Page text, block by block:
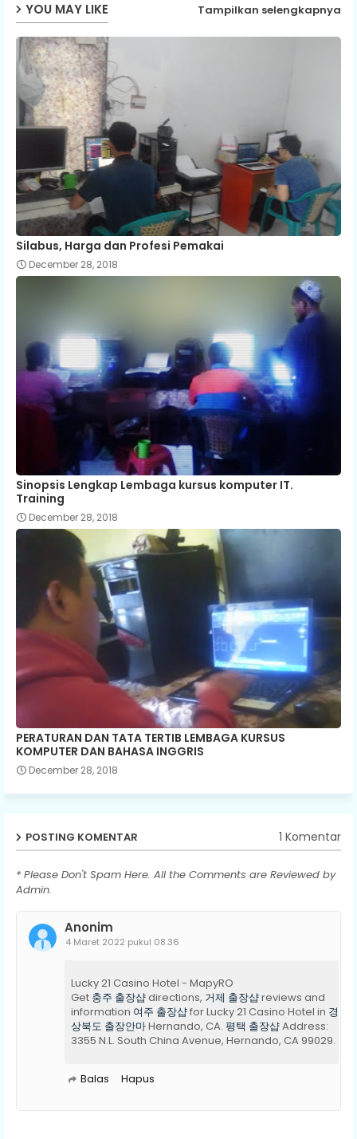
YOU MAY LIKE Tampilkan selengkapnya
Silabus, Harga dan Profesi Pemakai
December 28, 2018
Sinopsis Lengkap Lembaga kursus komputer IT.
Training
December 28, 2018
PERATURAN DAN TATA TERTIB LEMBAGA KURSUS
KOMPUTER DAN BAHASA INGGRIS
December 28, 2018
POSTING KOMENTAR 1 Komentar
* Please Don't Spam Here. All the Comments are Reviewed by
Admin.
Anonim
4 Maret 2022 pukul 08.36
Lucky 21 Casino Hotel - MapyRO
Get 충주 출장샵directions, 거제 출장샵reviews and
information 여주 출장샵for Lucky 21 Casino Hotel in 경
상북도 출장안마Hernando, CA. 평택 출장샵Address:
3355 N.L. South China Avenue, Hernando, CA 99029.
Balas Hapus